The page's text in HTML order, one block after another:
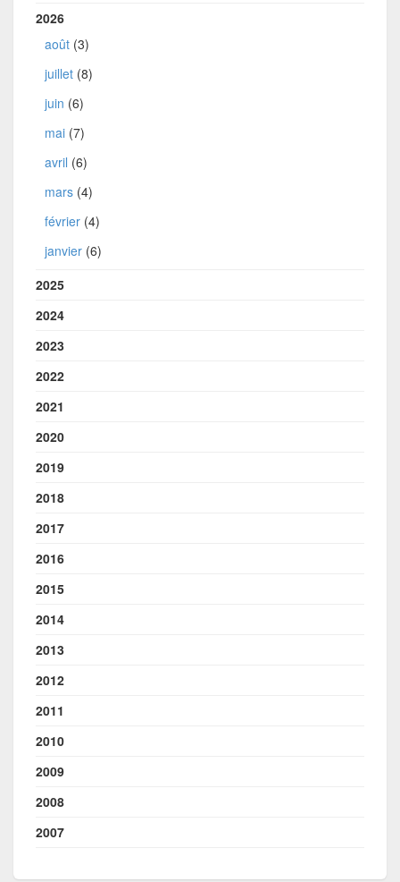
2026
août (3)
juillet (8)
juin (6)
mai (7)
avril (6)
mars (4)
février (4)
janvier (6)
2025
2024
2023
2022
2021
2020
2019
2018
2017
2016
2015
2014
2013
2012
2011
2010
2009
2008
2007